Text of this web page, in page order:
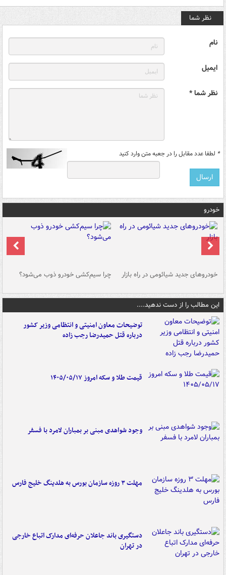
نظر شما
نام
ایمیل
نظر شما *
* لطفا عدد مقابل را در جعبه متن وارد کنید
خودرو
خودروهای جدید شیائومی در راه بازار چرا سیم‌کشی خودرو ذوب می‌شود؟
این مطالب را از دست ندهید....
توضیحات معاون امنیتی و انتظامی وزیر کشور
درباره قتل حمیدرضا رجب زاده
قیمت طلا و سکه امروز ۱۴۰۵/۰۵/۱۷
وجود شواهدی مبنی بر بمباران لامرد با فسفر
مهلت ۳ روزه سازمان بورس به هلدینگ خلیج فارس
دستگیری باند جاعلان حرفه‌ای مدارک اتباع خارجی
در تهران